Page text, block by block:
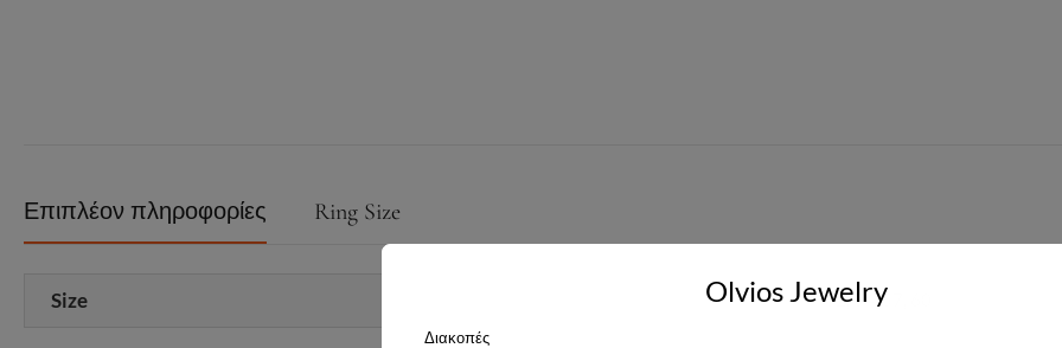
Επιπλέον πληροφορίες Ring Size
Size 52,54 ,57
Olvios Jewelry
Διακοπές